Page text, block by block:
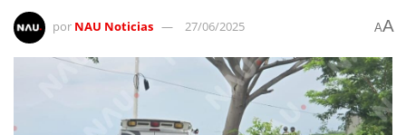
por NAU Noticias 27/06/2025 AA